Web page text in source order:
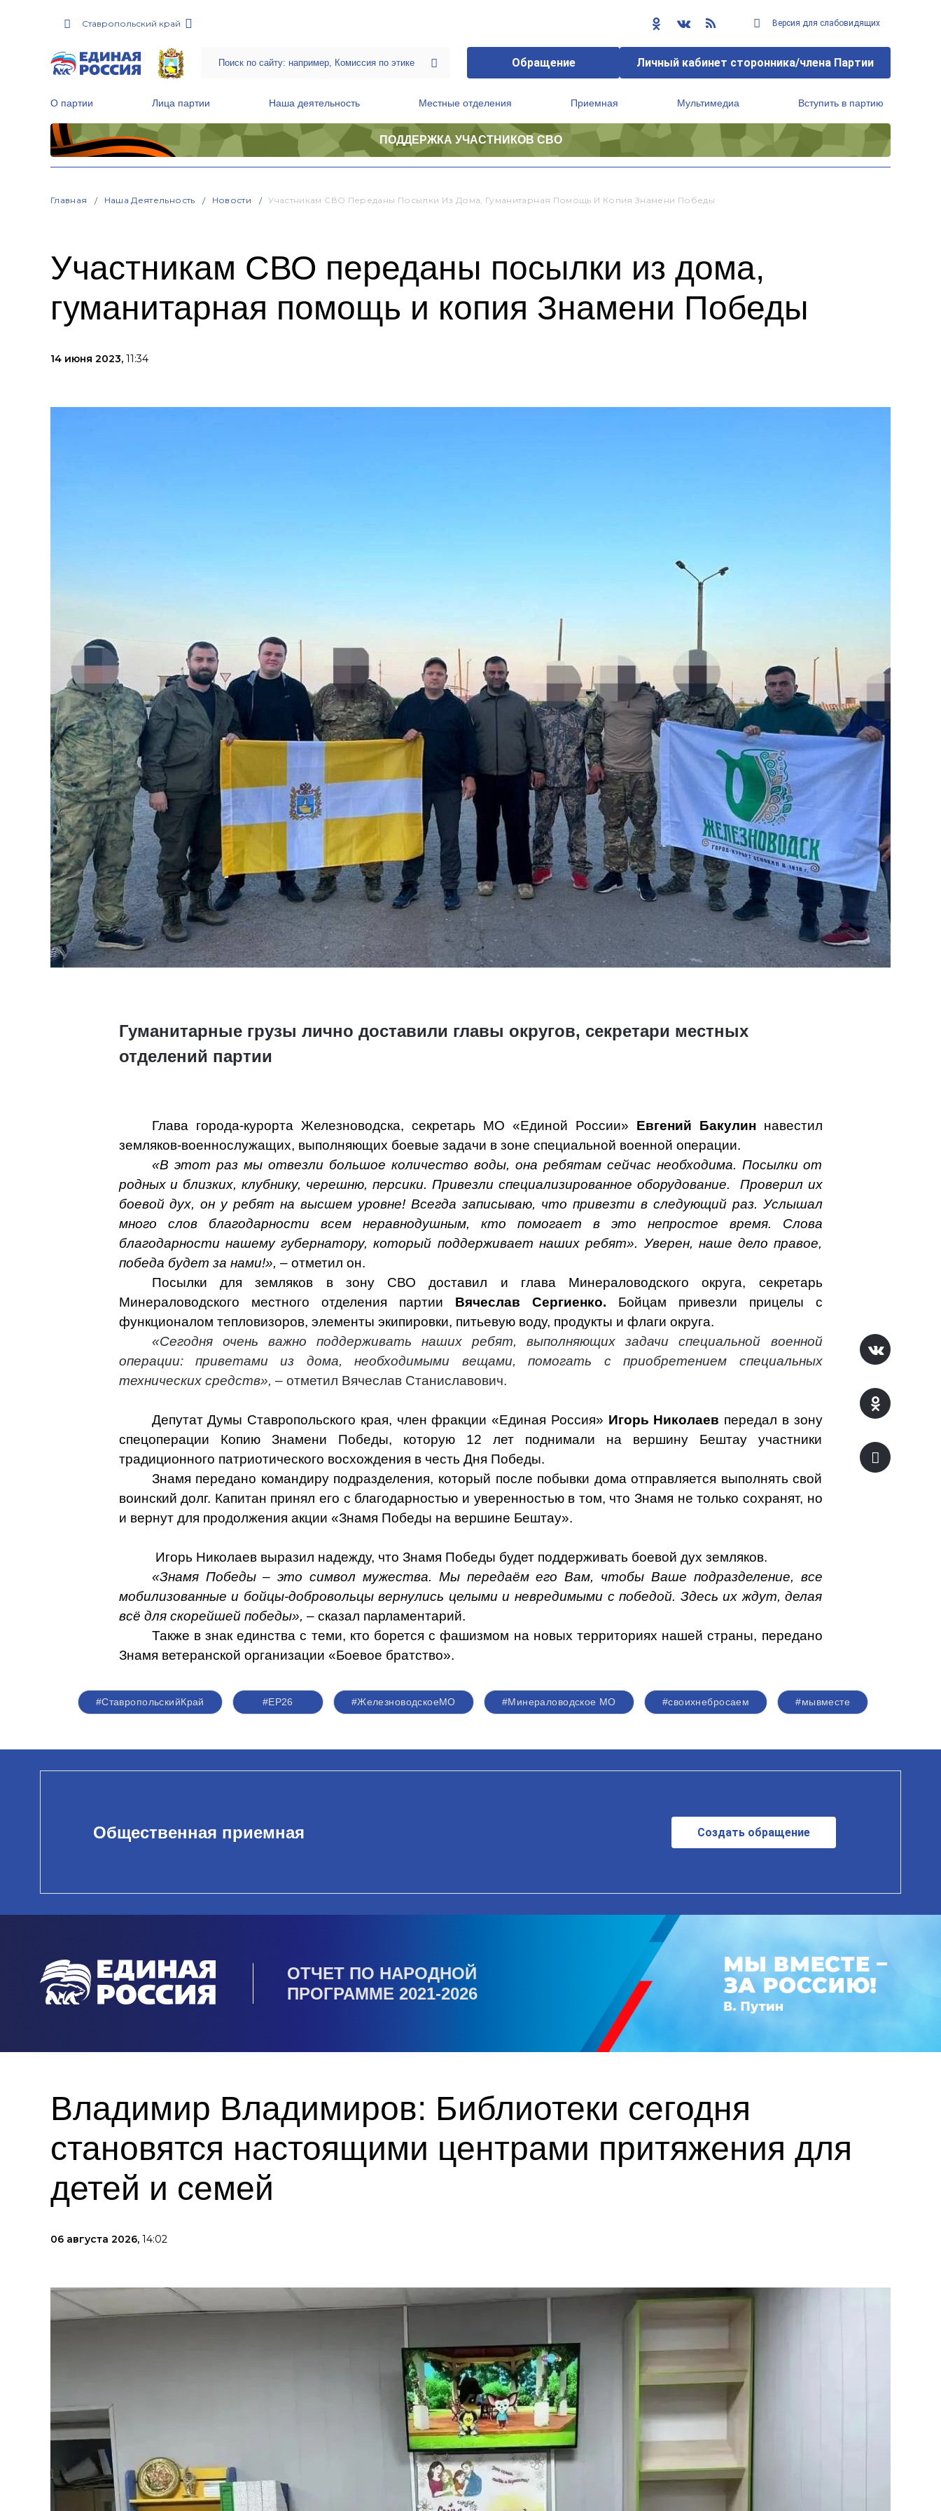
Ставропольский край Версия для слабовидящих
Обращение Личный кабинет сторонника/члена Партии
О партии Лица партии Наша деятельность Местные отделения Приемная Мультимедиа Вступить в партию
ПОДДЕРЖКА УЧАСТНИКОВ СВО
Главная Наша Деятельность Новости Участникам СВО Переданы Посылки Из Дома, Гуманитарная Помощь И Копия Знамени Победы
Участникам СВО переданы посылки из дома,
гуманитарная помощь и копия Знамени Победы
14 июня 2023, 11:34
Гуманитарные грузы лично доставили главы округов, секретари местных
отделений партии
Глава города-курорта Железноводска, секретарь МО «Единой России» Евгений Бакулиннавестил
земляков-военнослужащих, выполняющих боевые задачи в зоне специальной военной операции.
«В этот раз мы отвезли большое количество воды, она ребятам сейчас необходима. Посылки от
родных и близких, клубнику, черешню, персики. Привезли специализированное оборудование.
Проверил их
боевой дух, он у ребят на высшем уровне! Всегда записываю, что привезти в следующий раз. Услышал
много слов благодарности всем неравнодушным, кто помогает в это непростое время. Слова
благодарности нашему губернатору, который поддерживает наших ребят». Уверен, наше дело правое,
победа будет за нами!», – отметил он.
Посылки для земляков в зону СВО доставил и глава Минераловодского округа, секретарь
Минераловодского местного отделения партии Вячеслав Сергиенко. Бойцам привезли прицелы с
функционалом тепловизоров, элементы экипировки, питьевую воду, продукты и флаги округа.
«Сегодня очень важно поддерживать наших ребят, выполняющих задачи специальной военной
операции: приветами из дома, необходимыми вещами, помогать с приобретением специальных
технических средств», – отметил Вячеслав Станиславович.
Депутат Думы Ставропольского края, член фракции «Единая Россия» Игорь Николаев передал в зону
спецоперации Копию Знамени Победы, которую 12 лет поднимали на вершину Бештау участники
традиционного патриотического восхождения в честь Дня Победы.
Знамя передано командиру подразделения, который после побывки дома отправляется выполнять свой
воинский долг. Капитан принял его с благодарностью и уверенностью в том, что Знамя не только сохранят, но
и вернут для продолжения акции «Знамя Победы на вершине Бештау».
Игорь Николаев выразил надежду, что Знамя Победы будет поддерживать боевой дух земляков.
«Знамя Победы – это символ мужества. Мы передаём его Вам, чтобы Ваше подразделение, все
мобилизованные и бойцы-добровольцы вернулись целыми и невредимыми с победой. Здесь их ждут, делая
всё для скорейшей победы», – сказал парламентарий.
Также в знак единства с теми, кто борется с фашизмом на новых территориях нашей страны, передано
Знамя ветеранской организации «Боевое братство».
#СтавропольскийКрай #ЕР26 #ЖелезноводскоеМО #Минераловодское МО #своихнебросаем #мывместе
Общественная приемная Создать обращение
ОТЧЕТ ПО НАРОДНОЙ
ПРОГРАММЕ 2021-2026
Владимир Владимиров: Библиотеки сегодня
становятся настоящими центрами притяжения для
детей и семей
06 августа 2026, 14:02